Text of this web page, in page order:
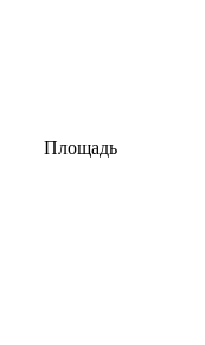
Площадь